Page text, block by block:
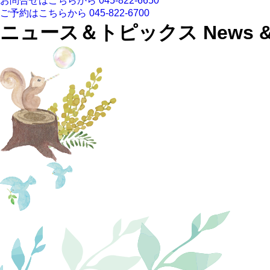
ご予約はこちらから 045-822-6700
ニュース＆トピックス News